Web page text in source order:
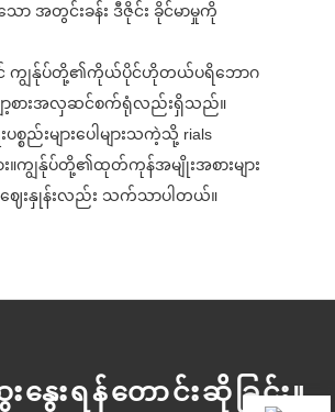
ော အတွင်းခန်း ဒီဇိုင်း ခိုင်မာမှုကို
ကျွန်ုပ်တို့၏ကိုယ်ပိုင်ဟိုတယ်ပရိဘောဂ
ာ့စားအလှဆင်စက်ရုံလည်းရှိသည်။
စည်းများပေါများသကဲ့သို့ rials
း။ကျွန်ုပ်တို့၏ထုတ်ကုန်အမျိုးအစားများ
း ဈေးနှုန်းလည်း သက်သာပါတယ်။
ေးရန်တောင်းဆိုခြင်း။